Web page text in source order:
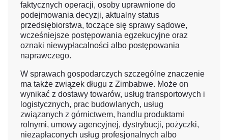
faktycznych operacji, osoby uprawnione do
podejmowania decyzji, aktualny status
przedsiębiorstwa, toczące się sprawy sądowe,
wcześniejsze postępowania egzekucyjne oraz
oznaki niewypłacalności albo postępowania
naprawczego.
W sprawach gospodarczych szczególne znaczenie
ma także związek długu z Zimbabwe. Może on
wynikać z dostawy towarów, usług transportowych i
logistycznych, prac budowlanych, usług
związanych z górnictwem, handlu produktami
rolnymi, umowy agencyjnej, dystrybucji, pożyczki,
niezapłaconych usług profesjonalnych albo